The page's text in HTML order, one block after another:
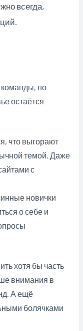
всегда,
команды, но
остаётся
что выгорают
темой. Даже
с
новички
о себе и
хотя бы часть
внимания в
А ещё
болячками